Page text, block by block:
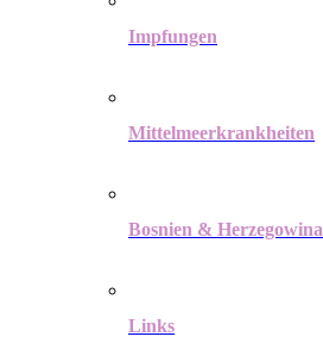
Impfungen
Mittelmeerkrankheiten
Bosnien & Herzegowina
Links